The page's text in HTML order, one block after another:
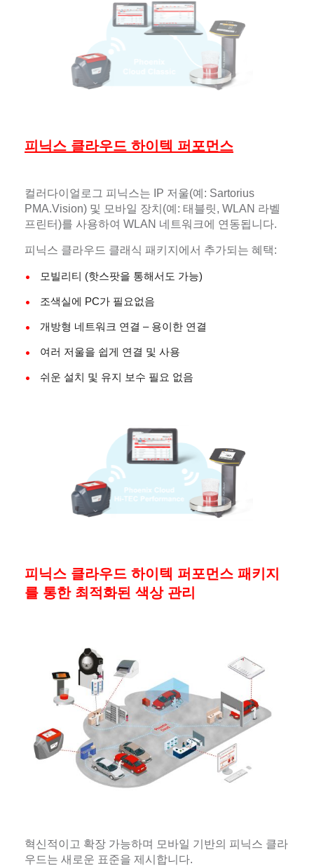
피닉스 클라우드 하이텍 퍼포먼스
컬러다이얼로그 피닉스는 IP 저울(예: Sartorius
PMA.Vision) 및 모바일 장치(예: 태블릿, WLAN 라벨
프린터)를 사용하여 WLAN 네트워크에 연동됩니다.
피닉스 클라우드 클래식 패키지에서 추가되는 혜택:
모빌리티 (핫스팟을 통해서도 가능)
조색실에 PC가 필요없음
개방형 네트워크 연결 – 용이한 연결
여러 저울을 쉽게 연결 및 사용
쉬운 설치 및 유지 보수 필요 없음
피닉스 클라우드 하이텍 퍼포먼스 패키지
를 통한 최적화된 색상 관리
혁신적이고 확장 가능하며 모바일 기반의 피닉스 클라
우드는 새로운 표준을 제시합니다.